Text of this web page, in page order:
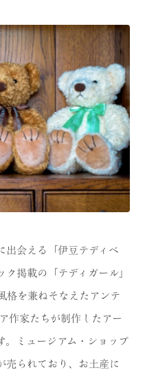
出会える「伊豆テディベ
掲載の「テディガール」
格を兼ねそなえたアンテ
作家たちが制作したアー
。ミュージアム・ショップ
売られており、お土産に